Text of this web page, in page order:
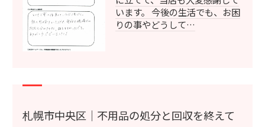
います。 今後の生活でも、お困
りの事やどうして…
札幌市中央区｜不用品の処分と回収を終えて